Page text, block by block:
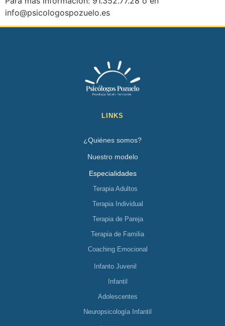
info@psicologospozuelo.es
LINKS
¿Quiénes somos?
Nuestro modelo
Especialidades
Terapia Adultos
Terapia Individual
Terapia de Pareja
Terapia de Familia
Coaching Emocional
Infanto Juvenil
Infantil
Adolescentes
Neuropsicología Infantil